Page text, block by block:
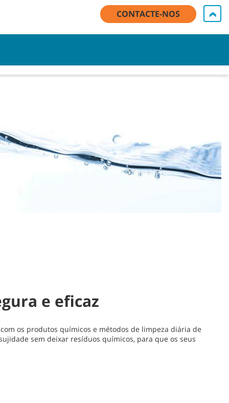
Contacte-nos Português - PT
e eficaz
os produtos químicos e métodos de limpeza diária de
sem deixar resíduos químicos, para que os seus
CONTACTE-NOS